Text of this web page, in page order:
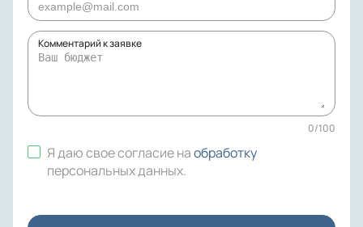
Комментарий к заявке
0/100
Я даю свое согласие наобработку
персональных данных.